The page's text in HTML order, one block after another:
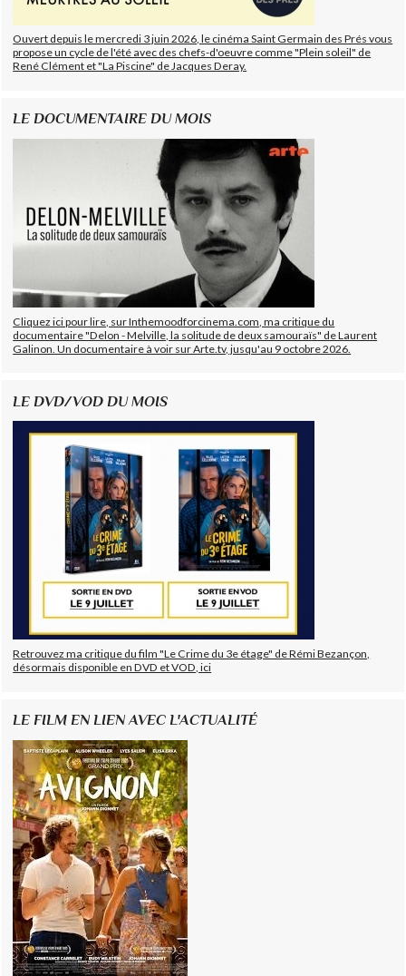
Ouvert depuis le mercredi 3 juin 2026, le cinéma Saint Germain des Prés vous
propose un cycle de l'été avec des chefs-d'oeuvre comme "Plein soleil" de
René Clément et "La Piscine" de Jacques Deray.
LE DOCUMENTAIRE DU MOIS
Cliquez ici pour lire, sur Inthemoodforcinema.com, ma critique du
documentaire "Delon - Melville, la solitude de deux samouraïs" de Laurent
Galinon. Un documentaire à voir sur Arte.tv, jusqu'au 9 octobre 2026.
LE DVD/VOD DU MOIS
Retrouvez ma critique du film "Le Crime du 3e étage" de Rémi Bezançon,
désormais disponible en DVD et VOD, ici
LE FILM EN LIEN AVEC L'ACTUALITÉ